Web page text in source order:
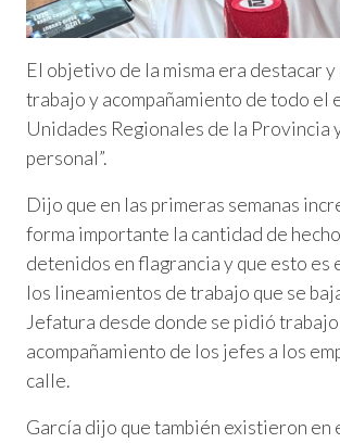
El objetivo de la misma era destacar y
trabajo y acompañamiento de todo el
Unidades Regionales de la Provincia
personal”.
Dijo que en las primeras semanas
forma importante la cantidad de
detenidos en flagrancia y que esto es
los lineamientos de trabajo que se
Jefatura desde donde se pidió
acompañamiento de los jefes a los
calle.
García dijo que también existieron en